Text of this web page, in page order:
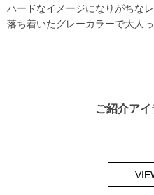
ハードなイメージになりがちな
落ち着いたグレーカラーで大人
ご紹介ア